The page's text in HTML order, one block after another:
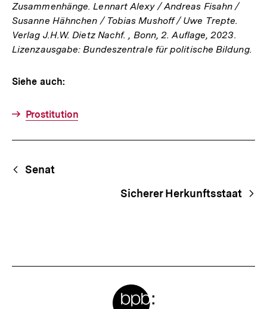
Zusammenhänge. Lennart Alexy / Andreas Fisahn /
Susanne Hähnchen / Tobias Mushoff / Uwe Trepte.
Verlag J.H.W. Dietz Nachf. , Bonn, 2. Auflage, 2023.
Lizenzausgabe: Bundeszentrale für politische Bildung.
Siehe auch:
Prostitution
Begriffsnavigation
Content-
Navigation
Senat
Sicherer Herkunftsstaat